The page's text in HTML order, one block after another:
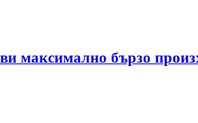
максимално бързо